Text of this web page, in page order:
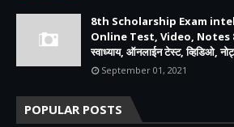
8th Scholarship Exam
Online Test, Video, Notes 8 वी
स्वाध्याय, ऑनलाईन टेस्ट, व्हिडिओ,
September 01, 2021
POPULAR POSTS